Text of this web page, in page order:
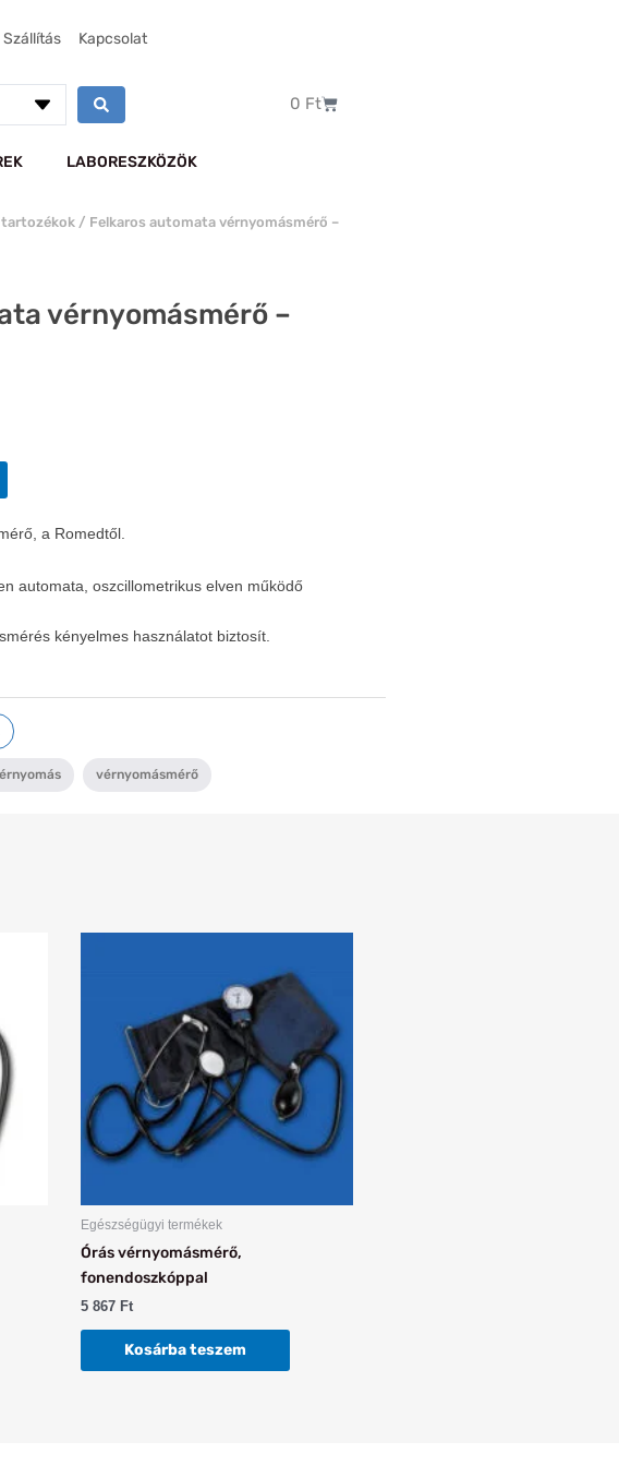
Szállítás Kapcsolat
0 FtKosár
LABORESZKÖZÖK
tartozékok / Felkaros automata vérnyomásmérő –
vérnyomásmérő –
a Romedtől.
automata, oszcillometrikus elven működő
kényelmes használatot biztosít.
vérnyomásmérő
Egészségügyi termékek
Órás vérnyomásmérő,
fonendoszkóppal
5 867 Ft
Kosárba teszem